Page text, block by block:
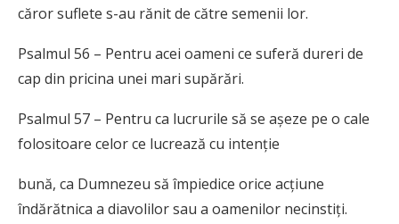
căror suflete s-au rănit de către semenii lor.
Psalmul 56 – Pentru acei oameni ce suferă dureri de
cap din pricina unei mari supărări.
Psalmul 57 – Pentru ca lucrurile să se așeze pe o cale
folositoare celor ce lucrează cu intenție
bună, ca Dumnezeu să împiedice orice acțiune
îndărătnica a diavolilor sau a oamenilor necinstiți.